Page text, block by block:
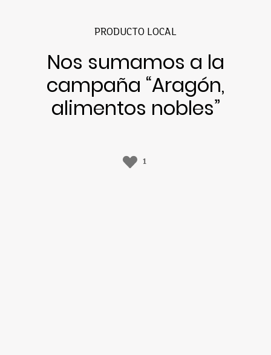
PRODUCTO LOCAL
Nos sumamos a la
campaña “Aragón,
alimentos nobles”
1